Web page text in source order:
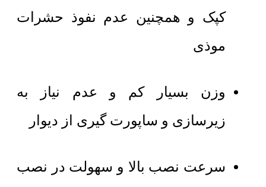
کپک و همچنین عدم نفوذ حشرات
موذی
وزن بسیار کم و عدم نیاز به
زیرسازی و ساپورت گیری از دیوار
سرعت نصب بالا و سهولت در نصب